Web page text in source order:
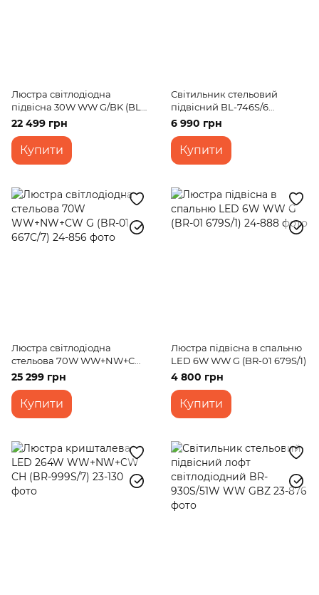
Люстра світлодіодна
підвісна 30W WW G/BK (BL-
999S/6)
22 499 грн
Купити
Світильник стельовий
підвісний BL-746S/6
WW+CW 78W*2
6 990 грн
Купити
Люстра світлодіодна
стельова 70W WW+NW+CW
G (BR-01 667C/7)
25 299 грн
Купити
Люстра підвісна в спальню
LED 6W WW G (BR-01 679S/1)
4 800 грн
Купити